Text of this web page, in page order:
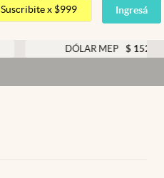
España
USA
Suscribite x $999 Ingresá
DÓLAR MEP $ 1526,03 0.43